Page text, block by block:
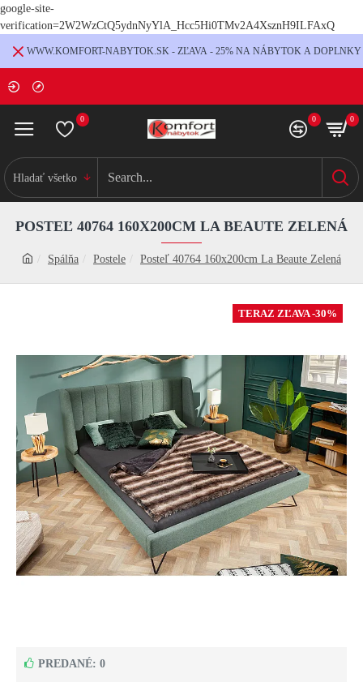
google-site-
verification=2W2WzCtQ5ydnNyYlA_Hcc5Hi0TMv2A4XsznH9ILFAxQ
WWW.KOMFORT-NABYTOK.SK - ZĽAVA - 25% NA NÁBYTOK A DOPLNKY
0 0 0
Hladať všetko
Spálňa Postele Posteľ 40764 160x200cm La Beaute Zelená
POSTEĽ 40764 160X200CM LA BEAUTE ZELENÁ
TERAZ ZĽAVA -30%
PREDANÉ: 0